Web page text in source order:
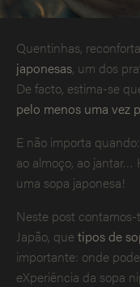
Quentinhas,
japonesas, um dos
De facto, estima-se
pelo menos uma vez
E não importa
ao almoço, ao
uma sopa japonesa!
Neste post
Japão, que tipos de
importante: onde
eXperiência da sopa